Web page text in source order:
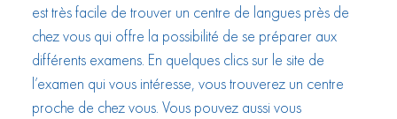
est très facile de trouver un centre de langues près de
chez vous qui offre la possibilité de se préparer aux
différents examens. En quelques clics sur le site de
l’examen qui vous intéresse, vous trouverez un centre
proche de chez vous. Vous pouvez aussi vous